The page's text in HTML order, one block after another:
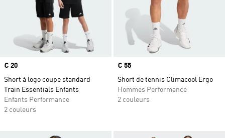
Prix
€ 20
Short à logo coupe standard
Train Essentials Enfants
Enfants Performance
2 couleurs
Prix
€ 55
Short de tennis Climacool Ergo
Hommes Performance
2 couleurs